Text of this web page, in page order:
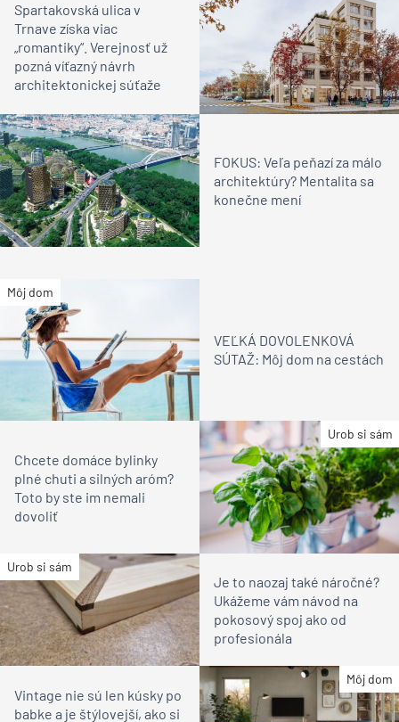
Spartakovská ulica v
Trnave získa viac
„romantiky“. Verejnosť už
pozná víťazný návrh
architektonickej súťaže
FOKUS: Veľa peňazí za málo
architektúry? Mentalita sa
konečne mení
Môj dom
VEĽKÁ DOVOLENKOVÁ
SÚTAŽ: Môj dom na cestách
Urob si sám
Chcete domáce bylinky
plné chuti a silných aróm?
Toto by ste im nemali
dovoliť
Urob si sám
Je to naozaj také náročné?
Ukážeme vám návod na
pokosový spoj ako od
profesionála
Môj dom
Vintage nie sú len kúsky po
babke a je štýlovejší, ako si